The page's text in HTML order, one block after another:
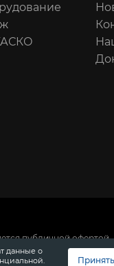
публичной офертой,
обслуживании и
данные о